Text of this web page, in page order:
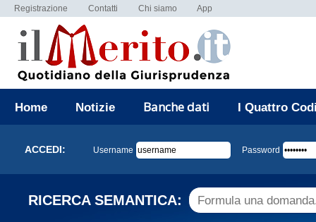
Registrazione Contatti Chi siamo App
Home Notizie Banche dati I Quattro
ACCEDI: Username Password
RICERCA SEMANTICA: